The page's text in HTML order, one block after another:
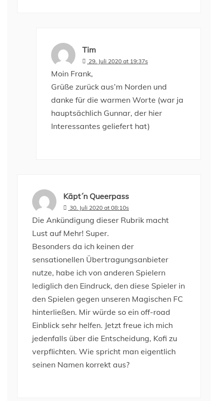
Tim
29. Juli 2020 at 19:37s
Moin Frank,
Grüße zurück aus’m Norden und
danke für die warmen Worte (war ja
hauptsächlich Gunnar, der hier
Interessantes geliefert hat)
Käpt´n Queerpass
30. Juli 2020 at 08:10s
Die Ankündigung dieser Rubrik macht
Lust auf Mehr! Super.
Besonders da ich keinen der
sensationellen Übertragungsanbieter
nutze, habe ich von anderen Spielern
lediglich den Eindruck, den diese Spieler in
den Spielen gegen unseren Magischen FC
hinterließen. Mir würde so ein off-road
Einblick sehr helfen. Jetzt freue ich mich
jedenfalls über die Entscheidung, Kofi zu
verpflichten. Wie spricht man eigentlich
seinen Namen korrekt aus?